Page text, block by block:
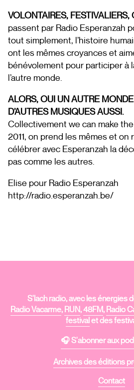
VOLONTAIRES, FESTIVALIERS,
passent par Radio Esperanzah
tout simplement, l’histoire
ont les mêmes croyances et
bénévolement pour participer à
l’autre monde.
ALORS, OUI UN AUTRE
D’AUTRES MUSIQUES AUSSI.
Collectivement we can make
2011, on prend les mêmes et on
célébrer avec Esperanzah la
pas comme les autres.
Elise pour Radio Esperanzah
http://radio.esperanzah.be/
S'lach radio, avec les énergies
Radio Vacarme, RUN,48FM, Radio
festivalet des
🎧 S'abonner aux
Archives des éditions
Contact